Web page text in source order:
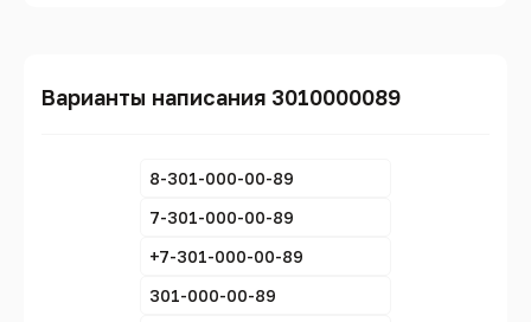
Варианты написания 3010000089
8-301-000-00-89
7-301-000-00-89
+7-301-000-00-89
301-000-00-89